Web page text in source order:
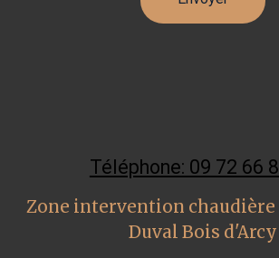
Téléphone: 09 72 66
Zone intervention chaudière
Duval Bois d'Arcy